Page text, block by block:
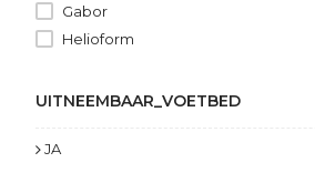
Gabor
Helioform
UITNEEMBAAR_VOETBED
JA